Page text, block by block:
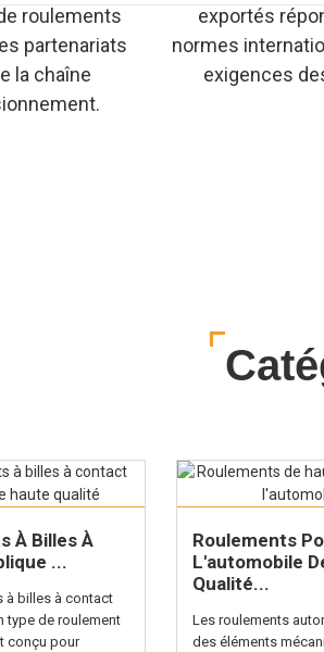
roulements
partenariats
la chaîne
exportés
normes
exigences
À Billes À
...
à billes à contact
type de roulement
conçu pour
Roulements
L'automobile
Qualité...
Les roulements
des éléments